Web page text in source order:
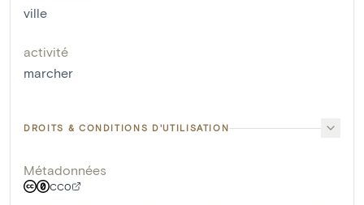
ville
activité
marcher
DROITS & CONDITIONS D'UTILISATION
Métadonnées
CC0